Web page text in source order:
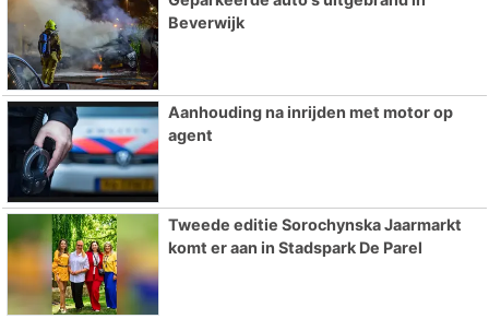
Beverwijk
Aanhouding na inrijden met motor op
agent
Tweede editie Sorochynska Jaarmarkt
komt er aan in Stadspark De Parel